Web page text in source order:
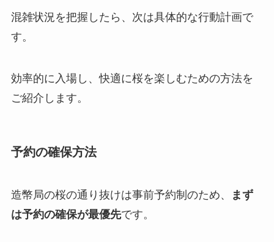
混雑状況を把握したら、次は具体的な行動計画で
す。
効率的に入場し、快適に桜を楽しむための方法を
ご紹介します。
予約の確保方法
造幣局の桜の通り抜けは事前予約制のため、
まず
は予約の確保が最優先です。